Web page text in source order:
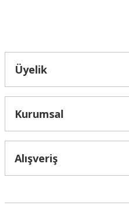
Üyelik
Kurumsal
Alışveriş